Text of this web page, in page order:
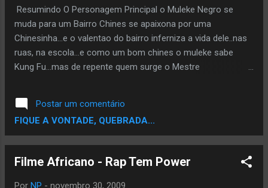
MISTÉRIO DO SAMBA" um filme de Carolina
Jabor e Lula Buarque de Hollanda . Dia 11 de
julho (segunda-feira) 20hs30 . *A cantora
Marisa Monte conduz uma série de
entrevistas que formam um painel do
das escolas de samba mais populares do
Rio de Janeiro , Laj...
Resumindo O Personagem Principal o Muleke Negro se
muda para um Bairro Chines se apaixona por uma
Chinesinha...e o valentao do bairro inferniza a vida dele..nas
ruas, na escola...e como um bom chines o muleke sabe
Kung Fu...mas de repente quem surge o Mestre
os garotos chineses...e resolve ensina Kung Fu....e Obviu q o
Neguinho vai Participa do torneio de Artes Maciais Se Nao
nao seria KARATE KID. Veja o Trailler
Postar um comentário
FIQUE A VONTADE, QUEBRADA...
Filme Africano - Rap Tem Power
Por NP - novembro 30, 2009